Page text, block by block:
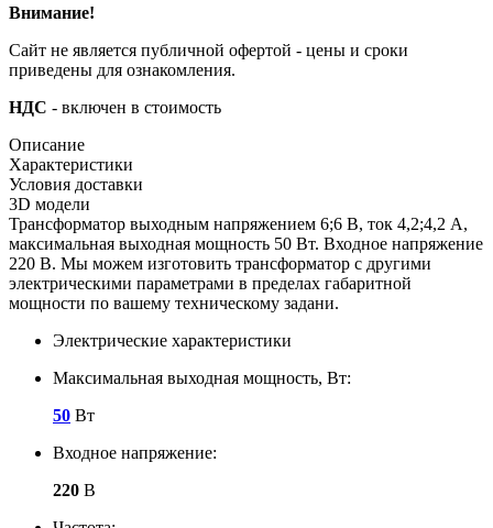
Внимание!
Сайт не является публичной офертой - цены и сроки
приведены для ознакомления.
НДС - включен в стоимость
Описание
Характеристики
Условия доставки
3D модели
Трансформатор выходным напряжением 6;6 В, ток 4,2;4,2 А,
максимальная выходная мощность 50 Вт. Входное напряжение
220 В. Мы можем изготовить трансформатор с другими
электрическими параметрами в пределах габаритной
мощности по вашему техническому задани.
Электрические характеристики
Максимальная выходная мощность, Вт:
50 Вт
Входное напряжение:
220 В